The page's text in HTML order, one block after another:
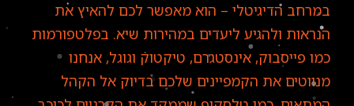
במרחב הדיגיטלי – הוא מאפשר לכם להאיץ את
הנראות ולהגיע ליעדים במהירות שיא. בפלטפורמות
כמו פייסבוק, אינסטגרם, טיקטוק וגוגל, אנחנו
מנווטים את הקמפיינים שלכם בדיוק אל הקהל